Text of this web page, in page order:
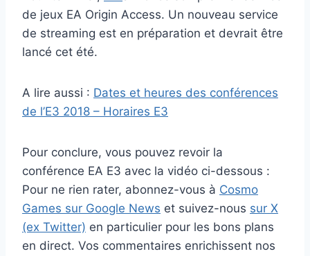
de jeux EA Origin Access. Un nouveau service
de streaming est en préparation et devrait être
lancé cet été.
A lire aussi : Dates et heures des conférences
de l’E3 2018 – Horaires E3
Pour conclure, vous pouvez revoir la
conférence EA E3 avec la vidéo ci-dessous :
Pour ne rien rater, abonnez-vous à Cosmo
Games sur Google News et suivez-nous sur X
(ex Twitter) en particulier pour les bons plans
en direct. Vos commentaires enrichissent nos